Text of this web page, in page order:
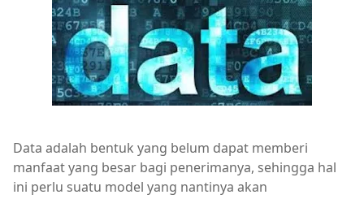
Data adalah bentuk yang belum dapat memberi
manfaat yang besar bagi penerimanya, sehingga hal
ini perlu suatu model yang nantinya akan